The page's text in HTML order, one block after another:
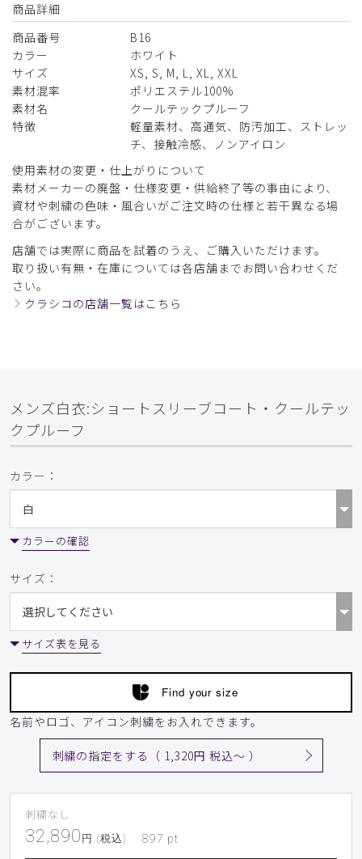
商品：B16メンズ白衣:ショートスリーブコート・クール
テックプルーフ/白/XL
ご購入者様
購入確認済み
2025-07-20
年齢:30代 身長: 171-175cm 体重: 66-70kg
た。
ありがとうございます。
商品：B16メンズ白衣:ショートスリーブコート・クール
​1 ​2 ​3 ​4
商品詳細
商品番号
B16
カラー
ホワイト
サイズ
XS, S, M, L, XL, XXL
素材混率
ポリエステル100%
素材名
クールテックプルーフ
特徴
軽量素材、高通気、防汚加工、ストレッ
チ、接触冷感、ノンアイロン
使用素材の変更・仕上がりについて
素材メーカーの廃盤・仕様変更・供給終了等の事由により、
資材や刺繍の色味・風合いがご注文時の仕様と若干異なる場
合がございます。
店舗では実際に商品を試着のうえ、ご購入いただけます。
取り扱い有無・在庫については各店舗までお問い合わせくだ
さい。
クラシコの店舗一覧はこちら
メンズ白衣:ショートスリーブコート・クールテッ
クプルーフ
カラー：
カラーの確認
サイズ：
サイズ表を見る
Find your size
名前やロゴ、アイコン刺繍をお入れできます。
刺繍の指定をする（ 1,320円 税込〜 ）
刺繍なし
32,890 円 (税込) 897 pt